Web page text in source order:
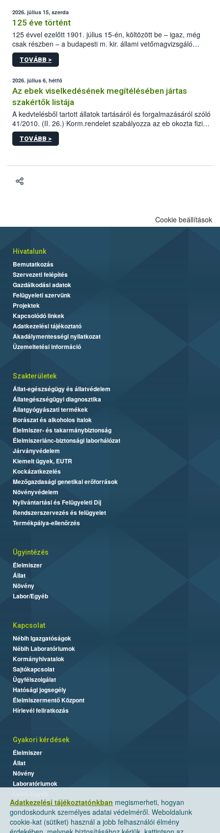
2026. július 15, szerda
125 éve történt
125 évvel ezelőtt 1901. július 15-én, költözött be – igaz, még
csak részben – a budapesti m. kir. állami vetőmagvizsgáló
állomás a Kis Rókus utca 15. szám alatti, Czigler Győző által
tervezett új épületébe.
TOVÁBB >
2026. július 6, hétfő
Az ebek viselkedésének megítélésében jártas
szakértők listája
A kedvtelésből tartott állatok tartásáról és forgalmazásáról szóló
41/2010. (II. 26.) Korm.rendelet szabályozza az eb okozta fizikai
sérülés, illetve ennek veszélye keletkezésekor felmerülő
hatósági feladatokat, valamint a veszélyes eb tartását és annak
TOVÁBB >
Adatkezelési tájékoztatónkban megismerheti, hogyan
gondoskodunk személyes adatai védelméről. Weboldalunk
cookie-kat (sütiket) használ a jobb felhasználói élmény
Cookie beállítások
Hivatalunk
Bemutatkozás
Szervezeti felépítés
Gazdálkodási adatok
Felügyeleti szervünk
Projektek
Kapcsolódó linkek
Adatkezelési tájékoztató
Akadálymentességi nyilatkozat
Üzemeltetési információ
Szakterületek
Állat-egészségügy és állatvédelem
Állategészségügyi diagnosztika
Állatgyógyászati termékek
Borászat és alkoholos italok
Élelmiszer- és takarmánybiztonság
Élelmiszerlánc-biztonsági laborhálózat
Járványvédelem
Kiemelt ügyek, EUTR
Kockázatkezelés
Mezőgazdasági genetikai erőforrások
Növényvédelem
Nyilvántartási és Felügyeleti Díj
Rendszerszervezés és felügyelet
Termékpálya-ellenőrzés
Ügyintézés
Élelmiszer
Állat
Növény
Labor/Egyéb
Kapcsolat
Nébih Igazgatóságok
Nébih Laboratóriumok
Kormányhivatalok
Sajtókapcsolat
Ügyfélszolgálat
Hatósági jogsegély
Élelmiszermentő Központ
Hírlevél feliratkozás
Gyakori kérdések
Élelmiszer
Állat
Növény
Laboratóriumok